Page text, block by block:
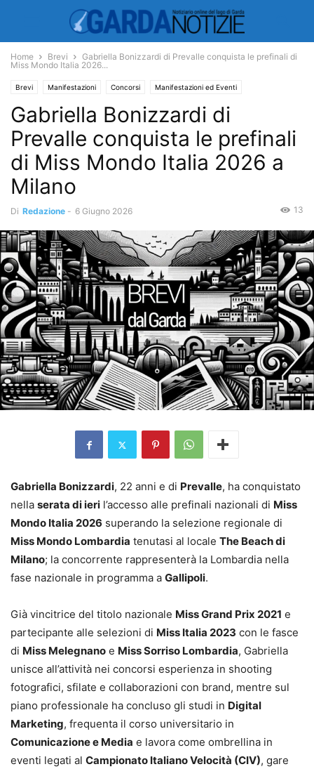
Home Brevi
Gabriella Bonizzardi di Prevalle conquista le prefinali di
Miss Mondo Italia 2026...
Brevi Manifestazioni Concorsi Manifestazioni ed Eventi
Gabriella Bonizzardi di
Prevalle conquista le prefinali
di Miss Mondo Italia 2026 a
Milano
Di Redazione - 6 Giugno 2026 13
Gabriella Bonizzardi, 22 anni e di Prevalle, ha conquistato
nella serata di ieri l’accesso alle prefinali nazionali di Miss
Mondo Italia 2026 superando la selezione regionale di
Miss Mondo Lombardia tenutasi al locale The Beach di
Milano; la concorrente rappresenterà la Lombardia nella
fase nazionale in programma a Gallipoli.
Già vincitrice del titolo nazionale Miss Grand Prix 2021 e
partecipante alle selezioni di Miss Italia 2023 con le fasce
di Miss Melegnano e Miss Sorriso Lombardia, Gabriella
unisce all’attività nei concorsi esperienza in shooting
fotografici, sfilate e collaborazioni con brand, mentre sul
piano professionale ha concluso gli studi in Digital
Marketing, frequenta il corso universitario in
Comunicazione e Media e lavora come ombrellina in
eventi legati al Campionato Italiano Velocità (CIV), gare